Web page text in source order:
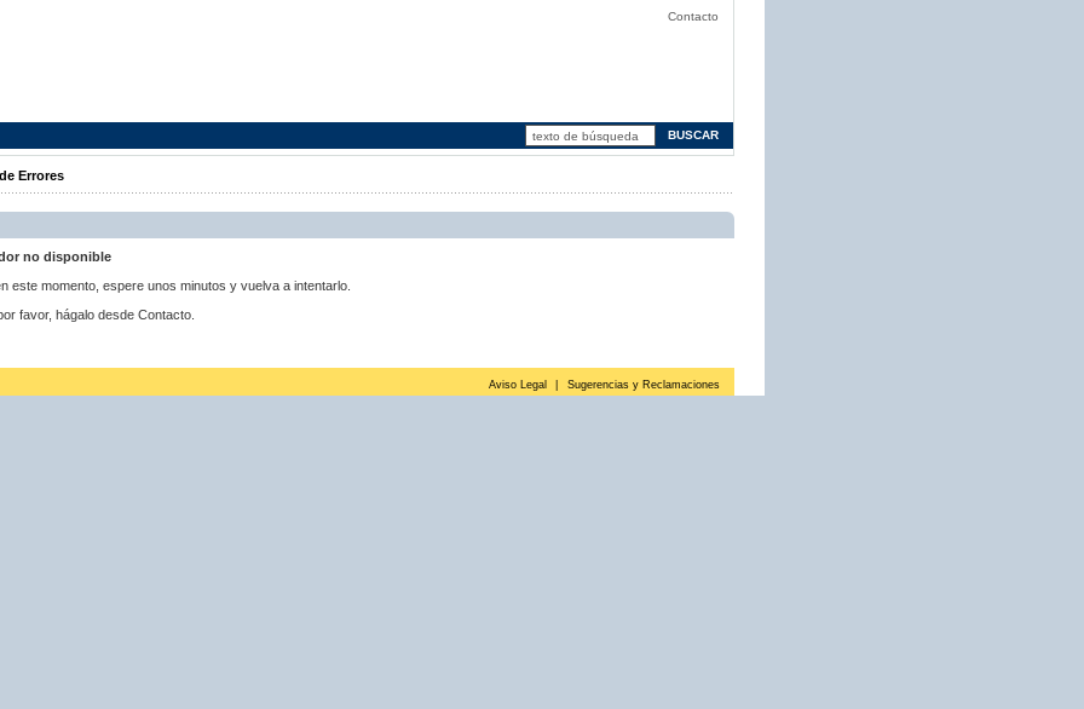
Contacto
Errores
no disponible
este momento, espere unos minutos y vuelva a intentarlo.
favor, hágalo desde Contacto.
Aviso Legal Sugerencias y Reclamaciones